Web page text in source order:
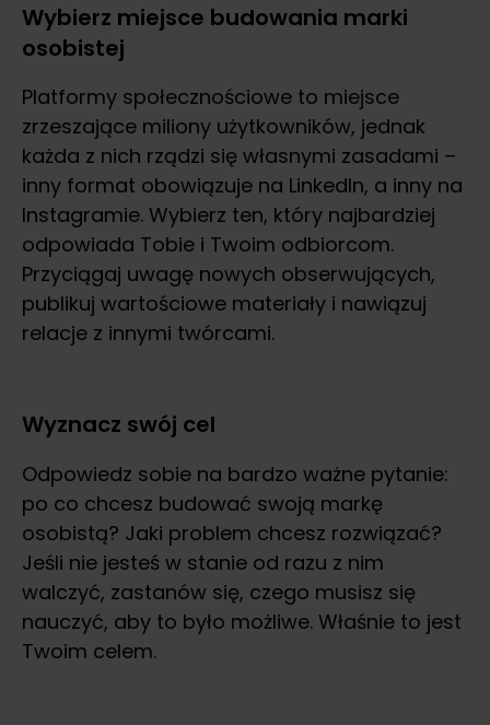
Wybierz miejsce budowania marki
osobistej
Platformy społecznościowe to miejsce
zrzeszające miliony użytkowników, jednak
każda z nich rządzi się własnymi zasadami –
inny format obowiązuje na LinkedIn, a inny na
Instagramie. Wybierz ten, który najbardziej
odpowiada Tobie i Twoim odbiorcom.
Przyciągaj uwagę nowych obserwujących,
publikuj wartościowe materiały i nawiązuj
relacje z innymi twórcami.
Wyznacz swój cel
Odpowiedz sobie na bardzo ważne pytanie:
po co chcesz budować swoją markę
osobistą? Jaki problem chcesz rozwiązać?
Jeśli nie jesteś w stanie od razu z nim
walczyć, zastanów się, czego musisz się
nauczyć, aby to było możliwe. Właśnie to jest
Twoim celem.